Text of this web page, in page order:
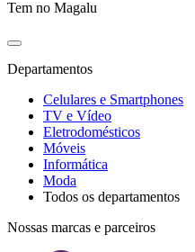
Tem no Magalu
Departamentos
Celulares e Smartphones
TV e Vídeo
Eletrodomésticos
Móveis
Informática
Moda
Todos os departamentos
Nossas marcas e parceiros